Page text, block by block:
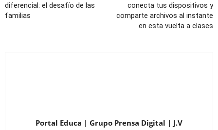
diferencial: el desafío de las
familias
conecta tus dispositivos y
comparte archivos al instante
en esta vuelta a clases
Portal Educa | Grupo Prensa Digital | J.V